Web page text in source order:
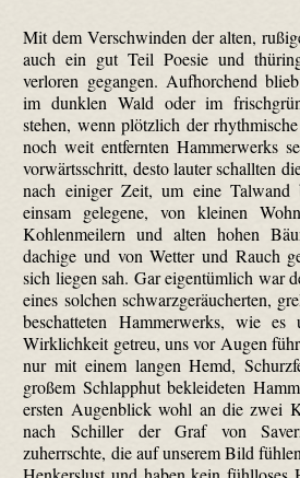
Mit dem Verschwinden der alten,
auch ein gut Teil Poesie und
verloren gegangen. Aufhorchend
im dunklen Wald oder im
stehen, wenn plötzlich der
noch weit entfernten Hammerwerks
vorwärtsschritt, desto lauter schallten
nach einiger Zeit, um eine Talwand
einsam gelegene, von kleinen
Kohlenmeilern und alten hohen
dachige und von Wetter und Rauch
sich liegen sah. Gar eigentümlich war
eines solchen schwarz­geräucherten,
beschatteten Hammerwerks, wie
Wirklichkeit getreu, uns vor Augen
nur mit einem langen Hemd,
großem Schlapphut bekleideten
ersten Augenblick wohl an die zwei
nach Schiller der Graf von
zuherrschte, die auf unserem Bild